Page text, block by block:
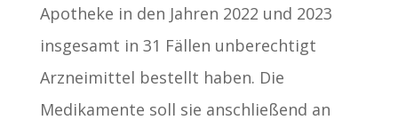
Apotheke in den Jahren 2022 und 2023
insgesamt in 31 Fällen unberechtigt
Arzneimittel bestellt haben. Die
Medikamente soll sie anschließend an